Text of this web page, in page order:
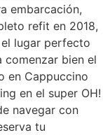
embarcación,
refit en 2018,
el lugar perfecto
comenzar bien el
en Cappuccino
en el super OH!
navegar con
tu